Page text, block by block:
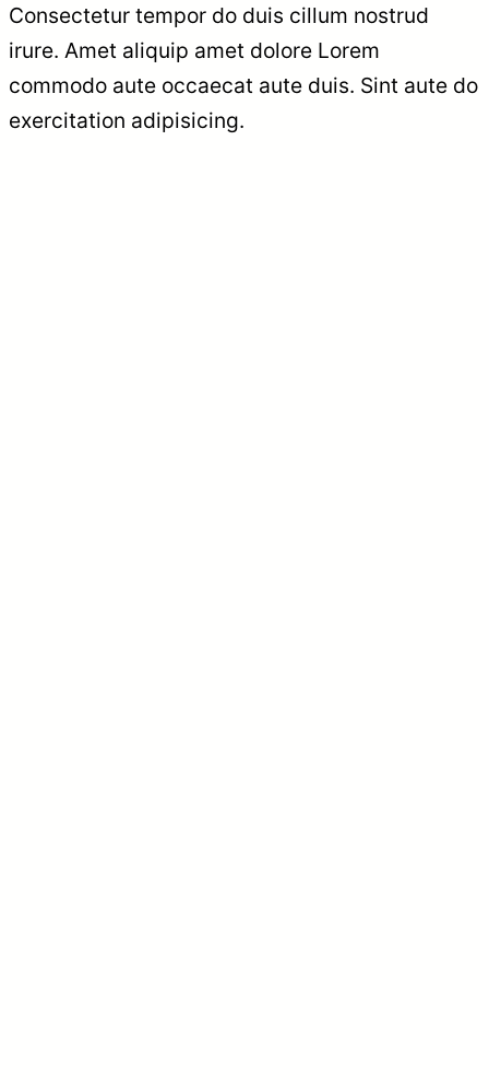
Consectetur tempor do duis cillum nostrud
irure. Amet aliquip amet dolore Lorem
commodo aute occaecat aute duis. Sint aute do
exercitation adipisicing.